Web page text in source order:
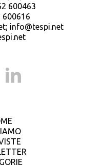
600463
600616
info@tespi.net